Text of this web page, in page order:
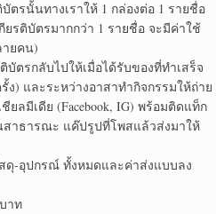
ตรนั้นทางเราให้ 1 กล่องต่อ 1 รายชื่อ
ยรติบัตรมากกว่า 1 รายชื่อ จะมีค่าใช้
ายคน)
บัตรกลับไปให้เมื่อได้รับของที่ทำเสร็จ
ง) และระหว่างอาสาทำกิจกรรมให้ถ่าย
ลมีเดีย (Facebook, IG) พร้อมติดแท็ก
สาธารณะ แค๊ปรูปที่โพสแล้วส่งมาให้
ดุ-อุปกรณ์ ทั้งหมดและค่าส่งแบบลง
าท